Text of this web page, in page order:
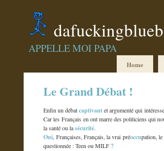
APPELLE MOI PAPA
Home
Le Grand Débat !
Enfin un débatcaptivantet argumenté qui
Car les Français en ont marre des politiciens qui
la santé ou lasécurité.
Oui, Françaises, Français, la vrai préoccupation,
questionnée : Teen ou MILF?